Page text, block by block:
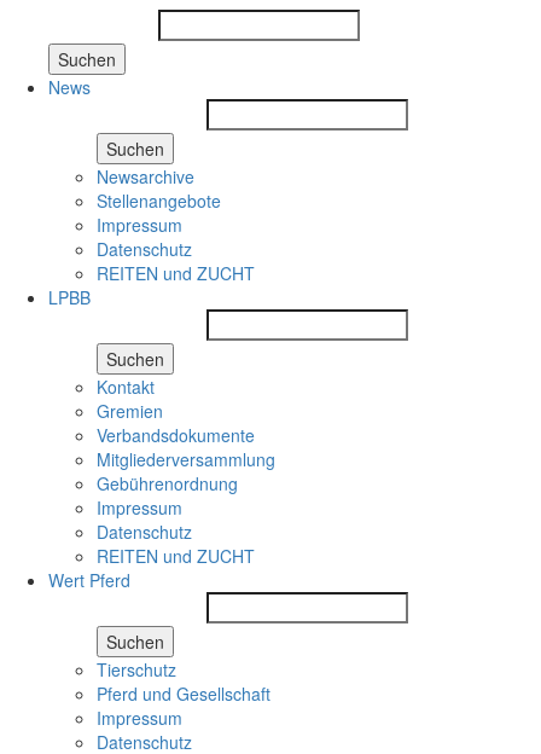
Suchen
News
Suchen
Newsarchive
Stellenangebote
Impressum
Datenschutz
REITEN und ZUCHT
LPBB
Suchen
Kontakt
Gremien
Verbandsdokumente
Mitgliederversammlung
Gebührenordnung
Impressum
Datenschutz
REITEN und ZUCHT
Wert Pferd
Suchen
Tierschutz
Pferd und Gesellschaft
Impressum
Datenschutz